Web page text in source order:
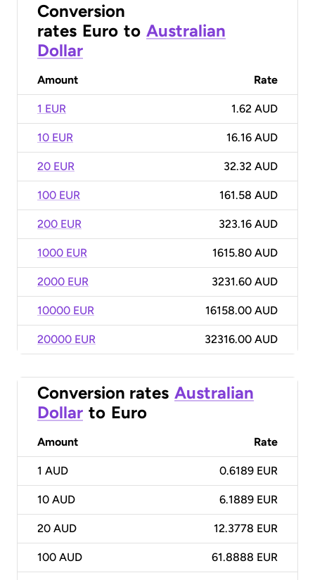
Conversion
rates Euro to Australian
Dollar
Amount Rate
1 EUR 1.62 AUD
10 EUR 16.16 AUD
20 EUR 32.32 AUD
100 EUR 161.58 AUD
200 EUR 323.16 AUD
1000 EUR 1615.80 AUD
2000 EUR 3231.60 AUD
10000 EUR 16158.00 AUD
20000 EUR 32316.00 AUD
Conversion rates Australian
Dollar to Euro
Amount Rate
1 AUD 0.6189 EUR
10 AUD 6.1889 EUR
20 AUD 12.3778 EUR
100 AUD 61.8888 EUR